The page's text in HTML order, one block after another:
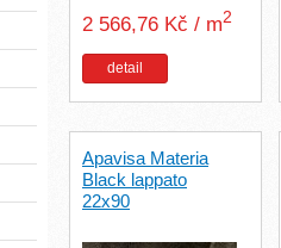
2 566,76 Kč / m2
detail
Apavisa Materia
Black lappato
22x90